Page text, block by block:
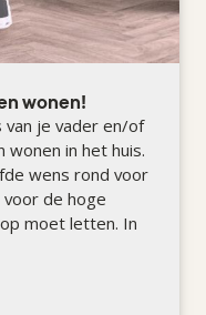
wonen!
je vader en/of
wonen in het huis.
wens rond voor
de hoge
moet letten. In